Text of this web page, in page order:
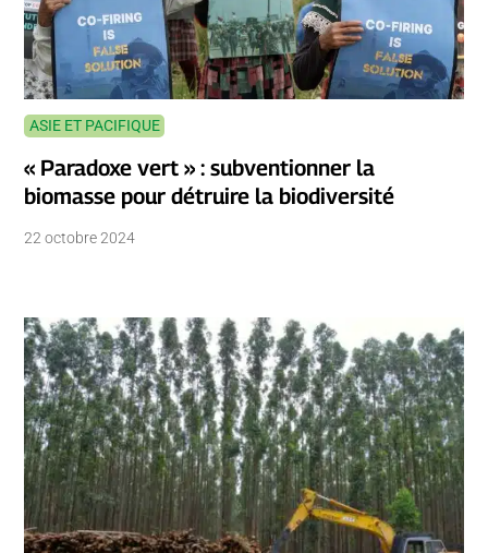
ASIE ET PACIFIQUE
« Paradoxe vert » : subventionner la
biomasse pour détruire la biodiversité
22 octobre 2024